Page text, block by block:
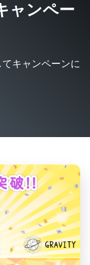
ャンペー
キャンペーンに